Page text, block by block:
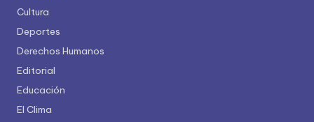
Cultura
Deportes
Derechos Humanos
Editorial
Educación
El Clima